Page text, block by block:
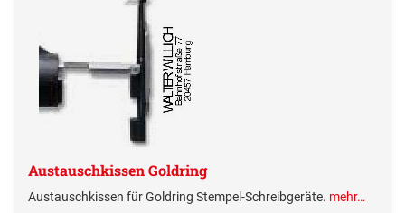
Austauschkissen Goldring
Austauschkissen für Goldring Stempel-Schreibgeräte. mehr…